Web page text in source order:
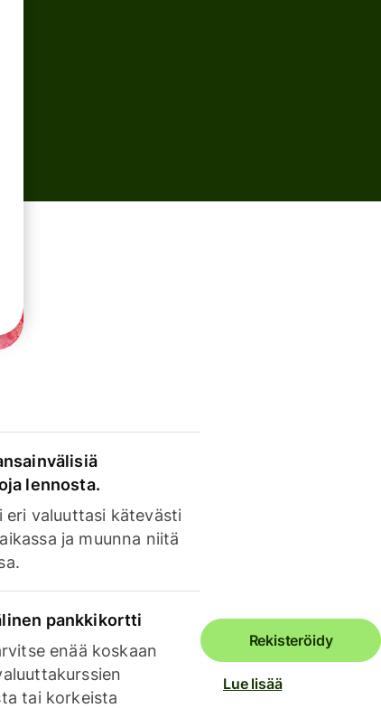
lennosta.
eri valuuttasi kätevästi
ja muunna niitä
pankkikortti
enää koskaan
tai korkeista
Rekisteröidy
Lue lisää